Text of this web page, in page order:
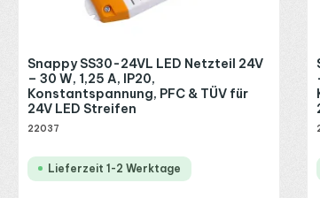
Effizienter, netzschonender Betrieb mit reduzierten
Geprüfte Sicherheit für professionelle 24 V
Schutzart IP20
Geeignet für trockene Innenbereiche.
Typische
Snappy SS30-24VL LED Netzteil 24V
– 30 W, 1,25 A, IP20,
Konstantspannung, PFC & TÜV für
24V LED Streifen
22037
Lieferzeit 1-2 Werktage